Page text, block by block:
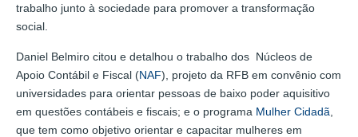
trabalho junto à sociedade para promover a transformação
social.
Daniel Belmiro citou e detalhou o trabalho dos Núcleos de
Apoio Contábil e Fiscal (NAF), projeto da RFB em convênio com
universidades para orientar pessoas de baixo poder aquisitivo
em questões contábeis e fiscais; e o programa Mulher Cidadã
que tem como objetivo orientar e capacitar mulheres em